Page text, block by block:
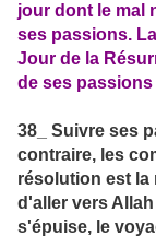
jour dont le mal
ses passions.
Jour de la
de ses passions
38_ Suivre ses
contraire, les
résolution est la
d'aller vers
s'épuise, le